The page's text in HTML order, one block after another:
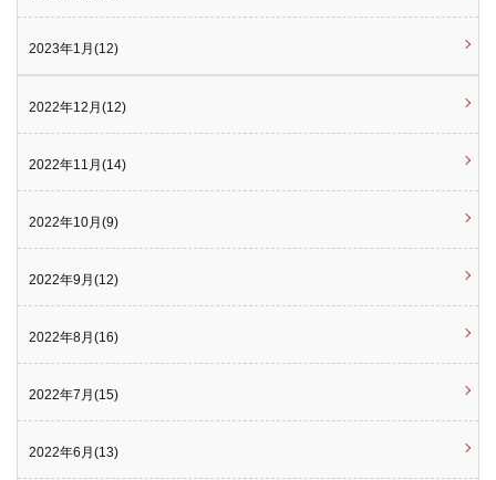
2023年1月(12)
2022年12月(12)
2022年11月(14)
2022年10月(9)
2022年9月(12)
2022年8月(16)
2022年7月(15)
2022年6月(13)